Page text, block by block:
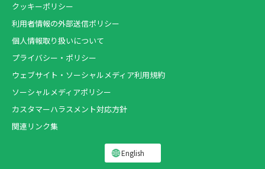
クッキーポリシー
利用者情報の外部送信ポリシー
個人情報取り扱いについて
プライバシー・ポリシー
ウェブサイト・ソーシャルメディア利用規約
ソーシャルメディアポリシー
カスタマーハラスメント対応方針
関連リンク集
English